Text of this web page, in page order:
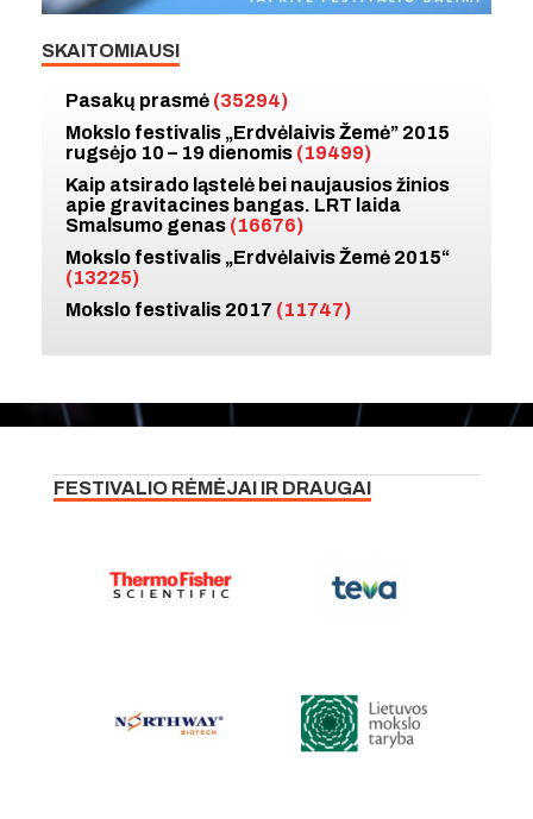
SKAITOMIAUSI
Pasakų prasmė (35294)
Mokslo festivalis „Erdvėlaivis Žemė” 2015
rugsėjo 10 – 19 dienomis (19499)
Kaip atsirado ląstelė bei naujausios žinios
apie gravitacines bangas. LRT laida
Smalsumo genas (16676)
Mokslo festivalis „Erdvėlaivis Žemė 2015“
(13225)
Mokslo festivalis 2017 (11747)
FESTIVALIO RĖMĖJAI IR DRAUGAI